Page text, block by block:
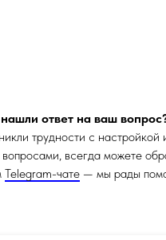
ответ на ваш
трудности с настройкой
всегда можете
Telegram-чате — мы рады